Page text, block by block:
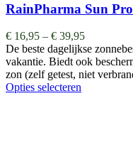
RainPharma Sun
€ 16,95 – € 39,95
De beste dagelijkse
vakantie. Biedt ook
zon (zelf getest, niet
Opties selecteren